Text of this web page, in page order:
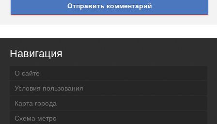
Отправить комментарий
Навигация
О сайте
Условия пользования
Карта города
Схема метро